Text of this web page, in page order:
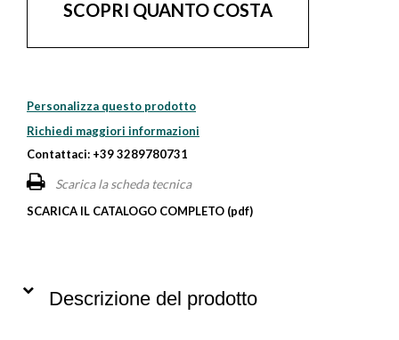
SCOPRI QUANTO COSTA
Personalizza questo prodotto
Richiedi maggiori informazioni
Contattaci: +39 3289780731
Scarica la scheda tecnica
SCARICA IL CATALOGO COMPLETO (pdf)
Descrizione del prodotto